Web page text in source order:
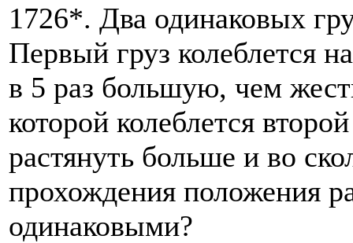
1726*. Два одинаковых
Первый груз колеблется
в 5 раз большую, чем
которой колеблется
растянуть больше и во
прохождения положения
одинаковыми?